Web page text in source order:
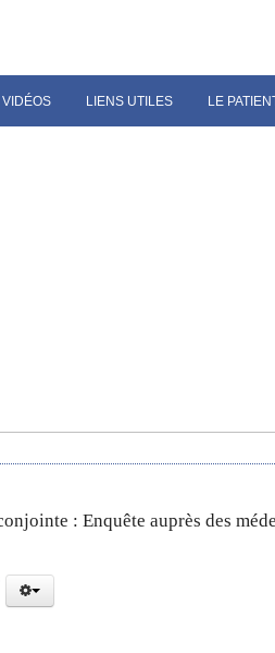
VIDÉOS LIENS UTILES LE
: Enquête auprès des